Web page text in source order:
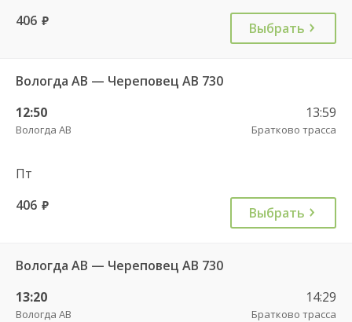
406 руб. Выбрать
Вологда АВ — Череповец АВ 730
12:50
Вологда АВ
13:59
Братково трасса
Пт
406 руб. Выбрать
Вологда АВ — Череповец АВ 730
13:20
Вологда АВ
14:29
Братково трасса